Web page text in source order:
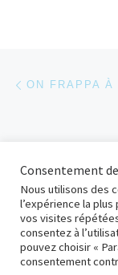
Parcourir
ON FRAPPA À
© 2026
Propulsé
Consentement
Nous utilisons des
l’expérience la
vos visites
consentez à
pouvez choisir «
consentement